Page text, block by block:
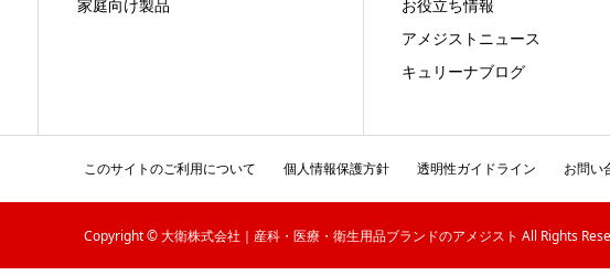
家庭向け製品
お役立ち情報
アメジストニュース
キュリーナブログ
このサイトのご利用について 個人情報保護方針 透明性ガイドライン お問い
Copyright © 大衛株式会社｜産科・医療・衛生用品ブランドのアメジスト All Rights